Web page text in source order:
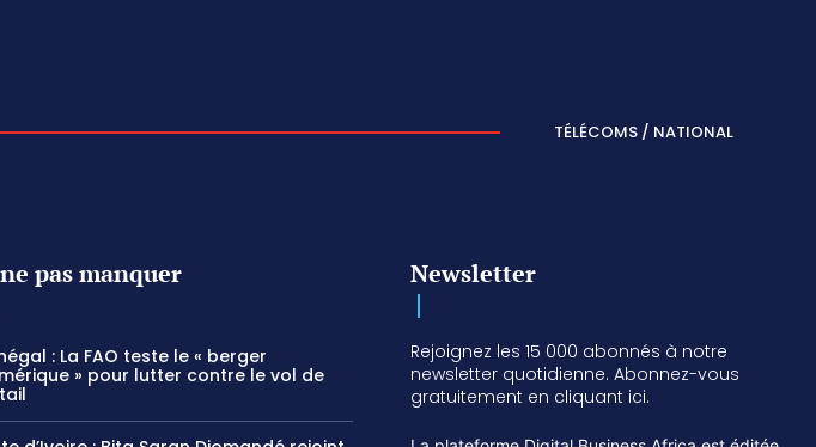
TÉLÉCOMS / NATIONAL
pas manquer
: La FAO teste le « berger
» pour lutter contre le vol de
Newsletter
Rejoignez les 15 000 abonnés à notre
newsletter quotidienne. Abonnez-vous
gratuitement en cliquant ici.